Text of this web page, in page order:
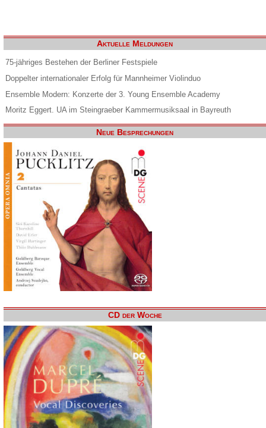
Aktuelle Meldungen
75-jähriges Bestehen der Berliner Festspiele
Doppelter internationaler Erfolg für Mannheimer Violinduo
Ensemble Modern: Konzerte der 3. Young Ensemble Academy
Moritz Eggert. UA im Steingraeber Kammermusiksaal in Bayreuth
Neue Besprechungen
CD der Woche